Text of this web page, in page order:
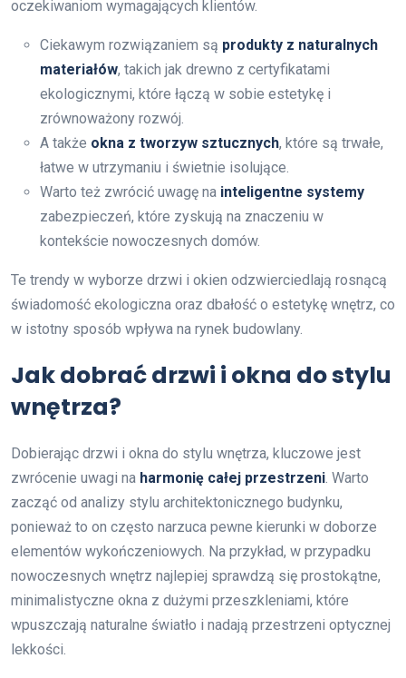
oczekiwaniom wymagających klientów.
Ciekawym rozwiązaniem są produkty z naturalnych
materiałów, takich jak drewno z certyfikatami
ekologicznymi, które łączą w sobie estetykę i
zrównoważony rozwój.
A także okna z tworzyw sztucznych, które są trwałe,
łatwe w utrzymaniu i świetnie isolujące.
Warto też zwrócić uwagę na inteligentne systemy
zabezpieczeń, które zyskują na znaczeniu w
kontekście nowoczesnych domów.
Te trendy w wyborze drzwi i okien odzwierciedlają rosnącą
świadomość ekologiczna oraz dbałość o estetykę wnętrz, co
w istotny sposób wpływa na rynek budowlany.
Jak dobrać drzwi i okna do stylu
wnętrza?
Dobierając drzwi i okna do stylu wnętrza, kluczowe jest
zwrócenie uwagi na harmonię całej przestrzeni . Warto
zacząć od analizy stylu architektonicznego budynku,
ponieważ to on często narzuca pewne kierunki w doborze
elementów wykończeniowych. Na przykład, w przypadku
nowoczesnych wnętrz najlepiej sprawdzą się prostokątne,
minimalistyczne okna z dużymi przeszkleniami, które
wpuszczają naturalne światło i nadają przestrzeni optycznej
lekkości.